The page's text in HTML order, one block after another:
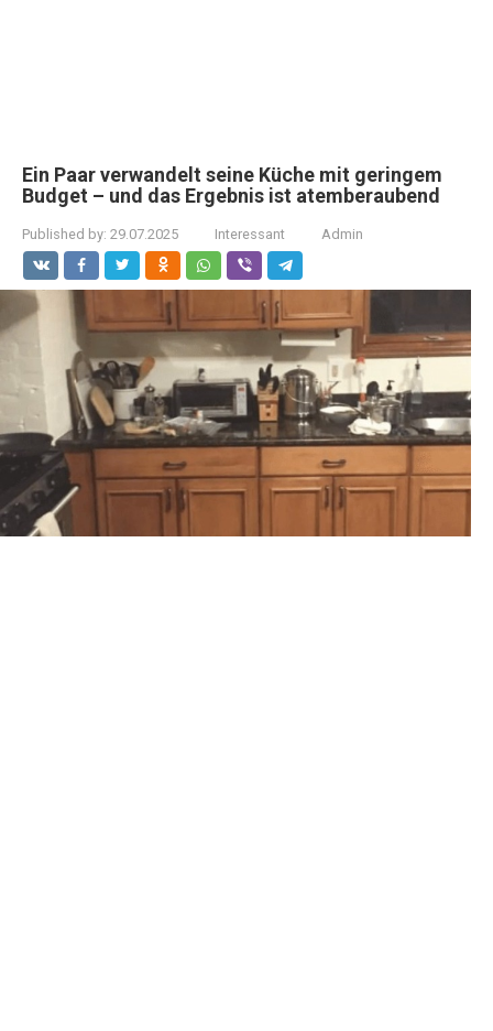
Ein Paar verwandelt seine Küche mit geringem
Budget – und das Ergebnis ist atemberaubend
Published by: 29.07.2025 Interessant Admin